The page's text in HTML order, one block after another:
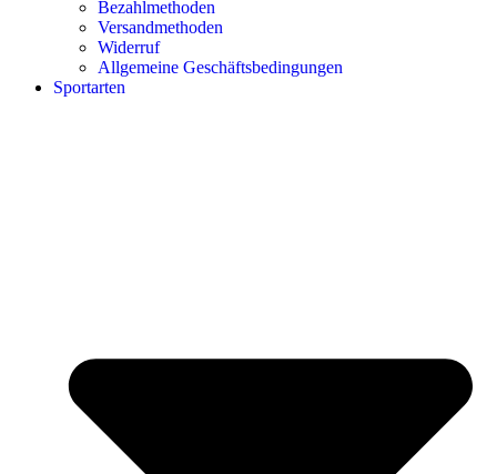
Bezahlmethoden
Versandmethoden
Widerruf
Allgemeine Geschäftsbedingungen
Sportarten